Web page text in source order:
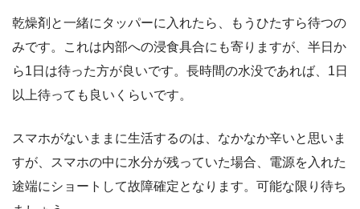
乾燥剤と一緒にタッパーに入れたら、もうひたすら待つの
みです。これは内部への浸食具合にも寄りますが、半日か
ら1日は待った方が良いです。長時間の水没であれば、1日
以上待っても良いくらいです。
スマホがないままに生活するのは、なかなか辛いと思いま
すが、スマホの中に水分が残っていた場合、電源を入れた
途端にショートして故障確定となります。可能な限り待ち